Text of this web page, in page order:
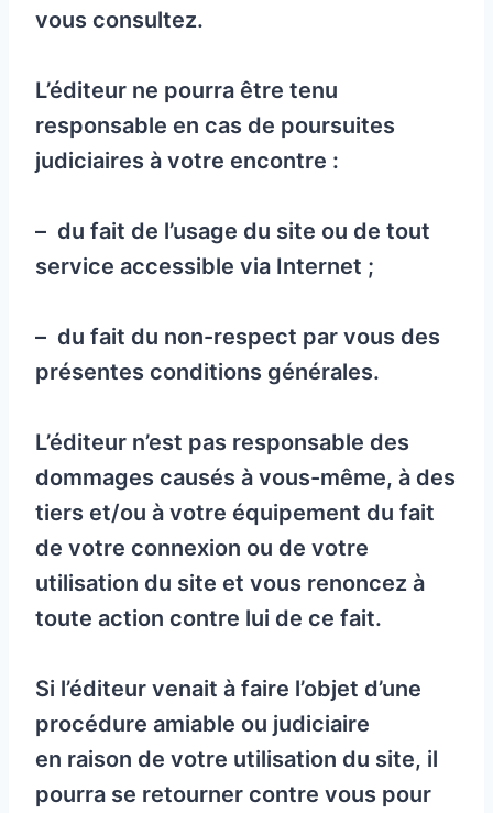
vous consultez.
L’éditeur ne pourra être tenu
responsable en cas de poursuites
judiciaires à votre encontre :
– du fait de l’usage du site ou de tout
service accessible via Internet ;
– du fait du non-respect par vous des
présentes conditions générales.
L’éditeur n’est pas responsable des
dommages causés à vous-même, à des
tiers et/ou à votre équipement du fait
de votre connexion ou de votre
utilisation du site et vous renoncez à
toute action contre lui de ce fait.
Si l’éditeur venait à faire l’objet d’une
procédure amiable ou judiciaire
en raison de votre utilisation du site, il
pourra se retourner contre vous pour